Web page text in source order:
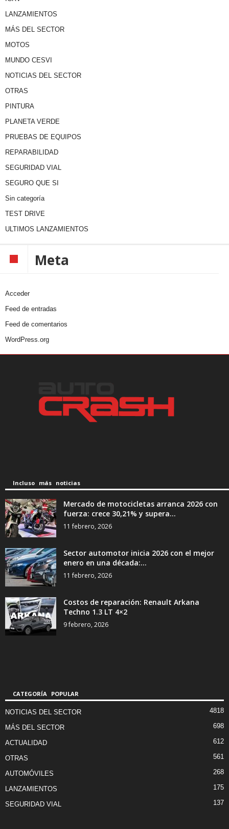
LANZAMIENTOS
MÁS DEL SECTOR
MOTOS
MUNDO CESVI
NOTICIAS DEL SECTOR
OTRAS
PINTURA
PLANETA VERDE
PRUEBAS DE EQUIPOS
REPARABILIDAD
SEGURIDAD VIAL
SEGURO QUE SI
Sin categoría
TEST DRIVE
ULTIMOS LANZAMIENTOS
Meta
Acceder
Feed de entradas
Feed de comentarios
WordPress.org
Incluso más noticias
Mercado de motocicletas arranca 2026 con
fuerza: crece 30,21% y supera...
11 febrero, 2026
Sector automotor inicia 2026 con el mejor
enero en una década:...
11 febrero, 2026
Costos de reparación: Renault Arkana
Techno 1.3 LT 4×2
9 febrero, 2026
CATEGORÍA POPULAR
NOTICIAS DEL SECTOR 4818
MÁS DEL SECTOR 698
ACTUALIDAD 612
OTRAS 561
AUTOMÓVILES 268
LANZAMIENTOS 175
SEGURIDAD VIAL 137